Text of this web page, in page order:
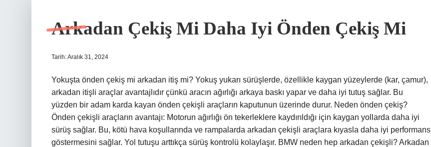
Arkadan Çekiş Mi Daha Iyi Önden Çekiş Mi
Tarih: Aralık 31, 2024
Yokuşta önden çekiş mi arkadan itiş mi? Yokuş yukarı sürüşlerde, özellikle kaygan yüzeylerde (kar, çamur),
arkadan itişli araçlar avantajlıdır çünkü aracın ağırlığı arkaya baskı yapar ve daha iyi tutuş sağlar. Bu
yüzden bir adam karda kayan önden çekişli araçların kaputunun üzerinde durur. Neden önden çekiş?
Önden çekişli araçların avantajı: Motorun ağırlığı ön tekerleklere kaydırıldığı için kaygan yollarda daha iyi
sürüş sağlar. Bu, kötü hava koşullarında ve rampalarda arkadan çekişli araçlara kıyasla daha iyi performans
göstermesini sağlar. Yol tutuşu arttıkça sürüş kontrolü kolaylaşır. BMW neden hep arkadan çekişli? Arkadan